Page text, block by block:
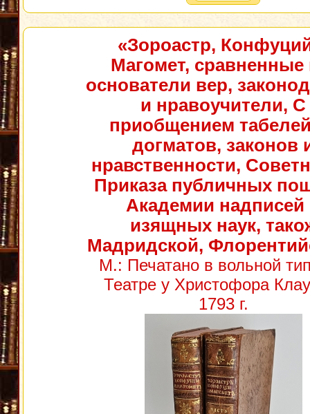
«Зороастр,
Магомет, сравненные
основатели вер,
и нравоучители, С
приобщением
догматов, законов
нравственности,
Приказа публичных
Академии надписей
изящных наук,
Мадридской,
М.: Печатано в вольной
Театре у Христофора
1793 г.